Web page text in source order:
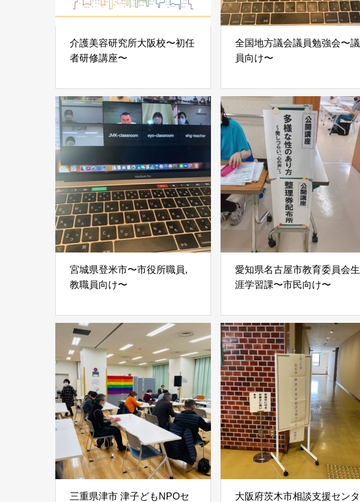
介護美容研究所大阪校〜初任
者研修講座〜
全国地方議会議員勉強会〜議
員向け〜
宮城県登米市〜市役所職員,
教職員向け〜
愛知県名古屋市教育委員会生
涯学習課〜市民向け〜
三重県津市 津子どもNPOセ
大阪府茨木市相談支援センタ